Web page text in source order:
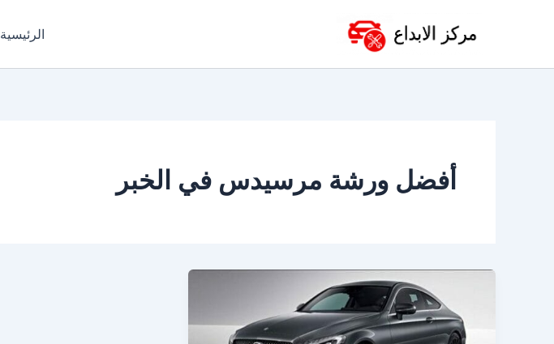
الرئيسية
أفضل ورشة مرسيدس في الخبر